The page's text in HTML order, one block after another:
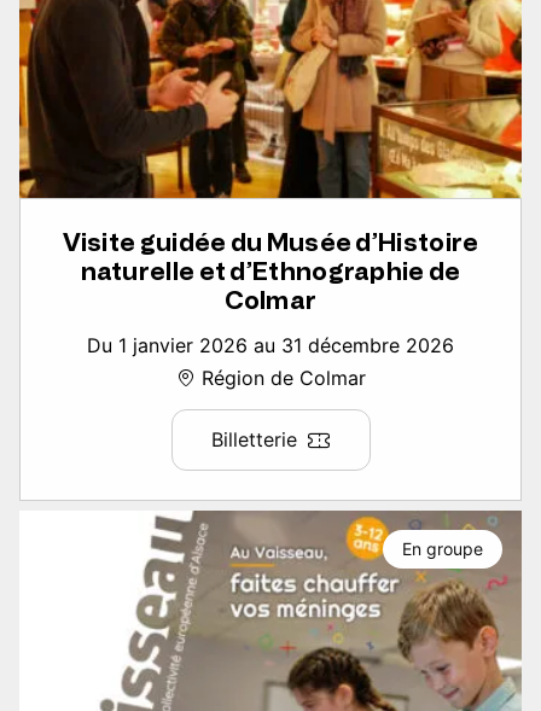
Visite guidée du Musée d’Histoire
naturelle et d’Ethnographie de
Colmar
Du 1 janvier 2026 au 31 décembre 2026
Région de Colmar
Billetterie
En groupe